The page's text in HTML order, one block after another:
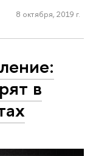
8 октября, 2019 г.
в